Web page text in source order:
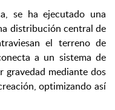
se ha ejecutado una
distribución central de
el terreno de
a un sistema de
gravedad mediante dos
optimizando así